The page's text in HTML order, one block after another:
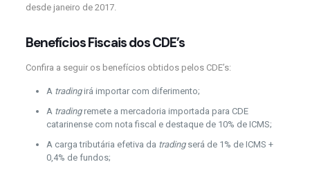
desde janeiro de 2017.
Benefícios Fiscais dos CDE’s
Confira a seguir os benefícios obtidos pelos CDE’s:
A tradingirá importar com diferimento;
A tradingremete a mercadoria importada para CDE
catarinense com nota fiscal e destaque de 10% de ICMS;
A carga tributária efetiva da trading será de 1% de ICMS +
0,4% de fundos;